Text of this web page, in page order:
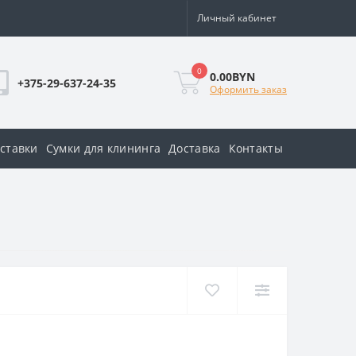
Личный кабинет
+375-29-637-24-35
0 0.00BYN
Оформить заказ
Сумки для клининга Доставка Контакты